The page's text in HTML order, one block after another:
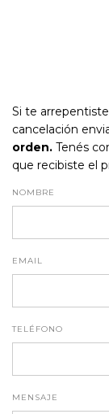
Si te
cancelación
orden. Tenés
que recibiste el
NOMBRE
EMAIL
TELÉFONO
MENSAJE